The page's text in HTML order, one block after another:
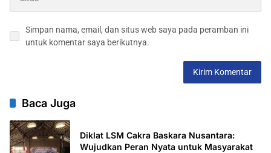
Simpan nama, email, dan situs web saya pada peramban ini
untuk komentar saya berikutnya.
Baca Juga
Diklat LSM Cakra Baskara Nusantara:
Wujudkan Peran Nyata untuk Masyarakat